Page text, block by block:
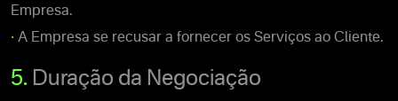
Empresa.
• A Empresa se recusar a fornecer os Serviços ao Cliente.
5. Duração da Negociação